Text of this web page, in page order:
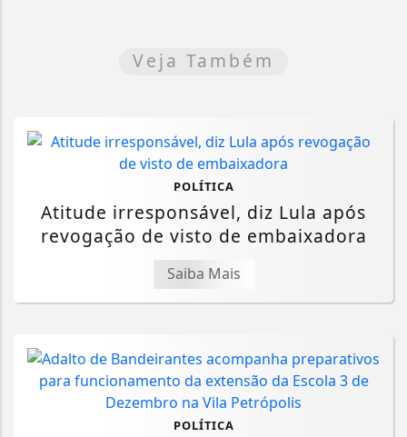
Veja Também
POLÍTICA
Atitude irresponsável, diz Lula após
revogação de visto de embaixadora
Saiba Mais
POLÍTICA